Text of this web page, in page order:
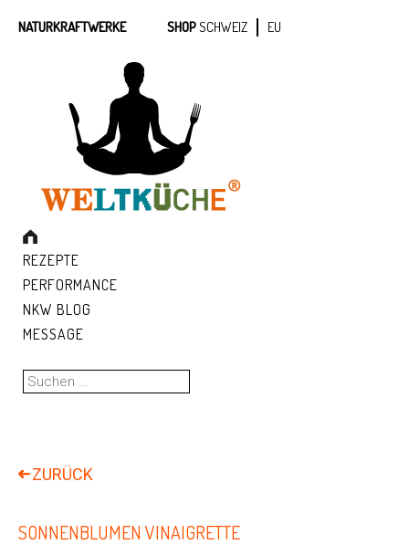
NATURKRAFTWERKE SHOPSCHWEIZ EU
REZEPTE
PERFORMANCE
NKW BLOG
MESSAGE
Suchen
nach:
SONNENBLUMEN VINAIGRETTE